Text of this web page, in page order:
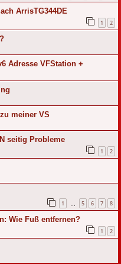
ArrisTG344DE
1 2
Adresse VFStation +
meiner VS
seitig Probleme
1 2
1 5 6 7 8
Wie Fuß entfernen?
1 2